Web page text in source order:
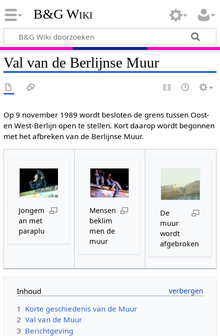
B&G Wiki
Val van de Berlijnse Muur
Op 9 november 1989 wordt besloten de grens tussen Oost-
en West-Berlijn open te stellen. Kort daarop wordt begonnen
met het afbreken van de Berlijnse Muur.
Jongem
an met
paraplu
Mensen
beklim
men de
muur
De
muur
wordt
afgebroken
Inhoud
1 Korte geschiedenis van de Muur
2 Val van de Muur
3 Berichtgeving